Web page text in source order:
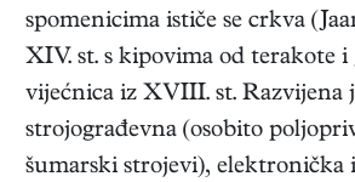
spomenicima ističe se crkva
XIV. st. s kipovima od terakote i
vijećnica iz XVIII. st. Razvijena
strojograđevna (osobito
šumarski strojevi), elektronička